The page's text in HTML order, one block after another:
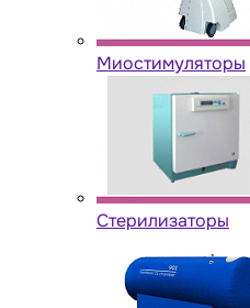
Миостимуляторы
Стерилизаторы